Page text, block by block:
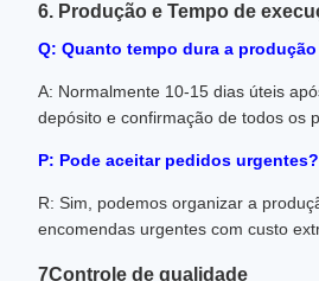
6. Produção e Tempo de
Q: Quanto tempo dura a produção
A: Normalmente 10-15 dias úteis
depósito e confirmação de todos os
P: Pode aceitar pedidos urgentes?
R: Sim, podemos organizar a
encomendas urgentes com custo
7Controle de qualidade